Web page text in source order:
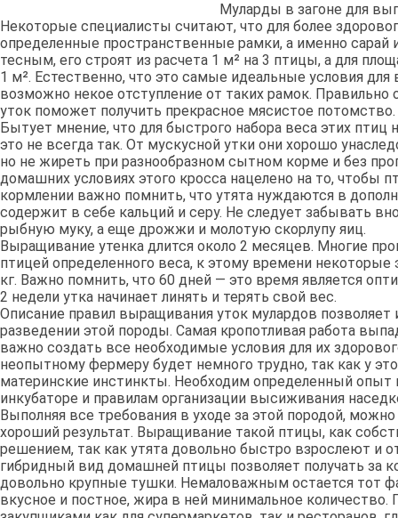
Муларды в загоне для
Некоторые специалисты считают, что для более
определенные пространственные рамки, а именно сарай
тесным, его строят из расчета 1 м² на 3 птицы, а для
1 м². Естественно, что это самые идеальные условия для
возможно некое отступление от таких рамок. Правильно
уток поможет получить прекрасное мясистое потомство.
Бытует мнение, что для быстрого набора веса этих птиц
это не всегда так. От мускусной утки они хорошо
но не жиреть при разнообразном сытном корме и без
домашних условиях этого кросса нацелено на то, чтобы
кормлении важно помнить, что утята нуждаются в
содержит в себе кальций и серу. Не следует забывать
рыбную муку, а еще дрожжи и молотую скорлупу яиц.
Выращивание утенка длится около 2 месяцев. Многие
птицей определенного веса, к этому времени
кг. Важно помнить, что 60 дней — это время является
2 недели утка начинает линять и терять свой вес.
Описание правил выращивания уток мулардов
разведении этой породы. Самая кропотливая работа
важно создать все необходимые условия для их
неопытному фермеру будет немного трудно, так как у
материнские инстинкты. Необходим определенный
инкубаторе и правилам организации высиживания
Выполняя все требования в уходе за этой породой,
хороший результат. Выращивание такой птицы, как
решением, так как утята довольно быстро взрослеют и
гибридный вид домашней птицы позволяет получать за
довольно крупные тушки. Немаловажным остается тот
вкусное и постное, жира в ней минимальное